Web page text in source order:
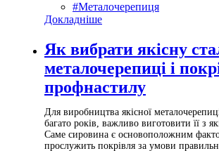
#Металочерепиця
Докладніше
Як вибрати якісну
металочерепиці і
профнастилу
Для виробництва якісної
багато років, важливо виготовити її з
Саме сировина є основоположним
прослужить покрівля за умови